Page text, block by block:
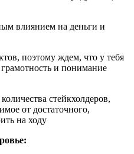
влиянием на деньги и
поэтому ждем, что у тебя
грамотность и понимание
стейкхолдеров,
от достаточного,
на ходу